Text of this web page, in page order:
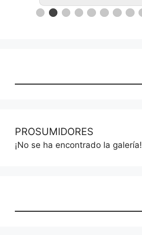
PROSUMIDORES
¡No se ha encontrado la galería!